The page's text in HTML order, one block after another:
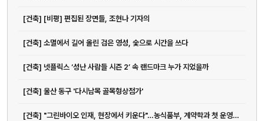
[건축] [비평] 편집된 장면들, 조현나 기자의
[건축] 소멸에서 길어 올린 검은 영성, 숯으로 시간을 쓰다
[건축] 넷플릭스 ‘성난 사람들 시즌 2’ 속 랜드마크 누가 지었을까
[건축] 울산 동구 '다시남목 골목형상점가'
[건축] "그린바이오 인재, 현장에서 키운다"…농식품부, 계약학과 첫 운영대학...